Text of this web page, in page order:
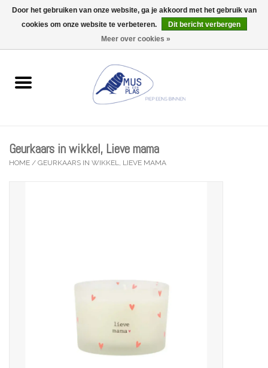
0 Artikelen - €0,00
Wenskaarten
Lifestyle
Geurkaars in wikkel, Lieve mama
HOME / GEURKAARS IN WIKKEL, LIEVE MAMA
Door het gebruiken van onze website, ga je akkoord met het gebruik van
cookies om onze website te verbeteren.
Dit bericht verbergen
Meer over cookies »
Wij zijn uitzonderlijk gesloten op Do 13/08